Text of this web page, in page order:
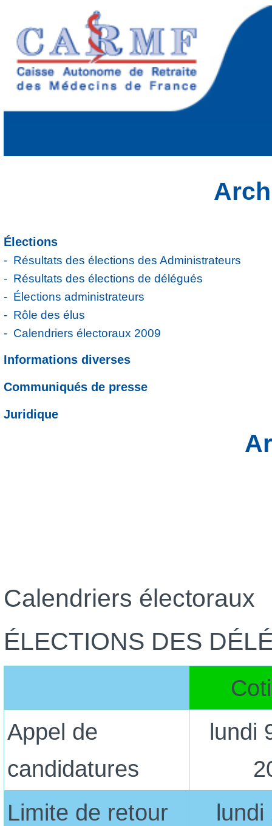
Élections
Résultats des élections des Administrateurs
Résultats des élections de délégués
Élections administrateurs
Rôle des élus
Calendriers électoraux 2009
Informations diverses
Communiqués de presse
Juridique
Calendriers électoraux
ÉLECTIONS DES
Appel de
candidatures
lundi
Limite de retour
lundi